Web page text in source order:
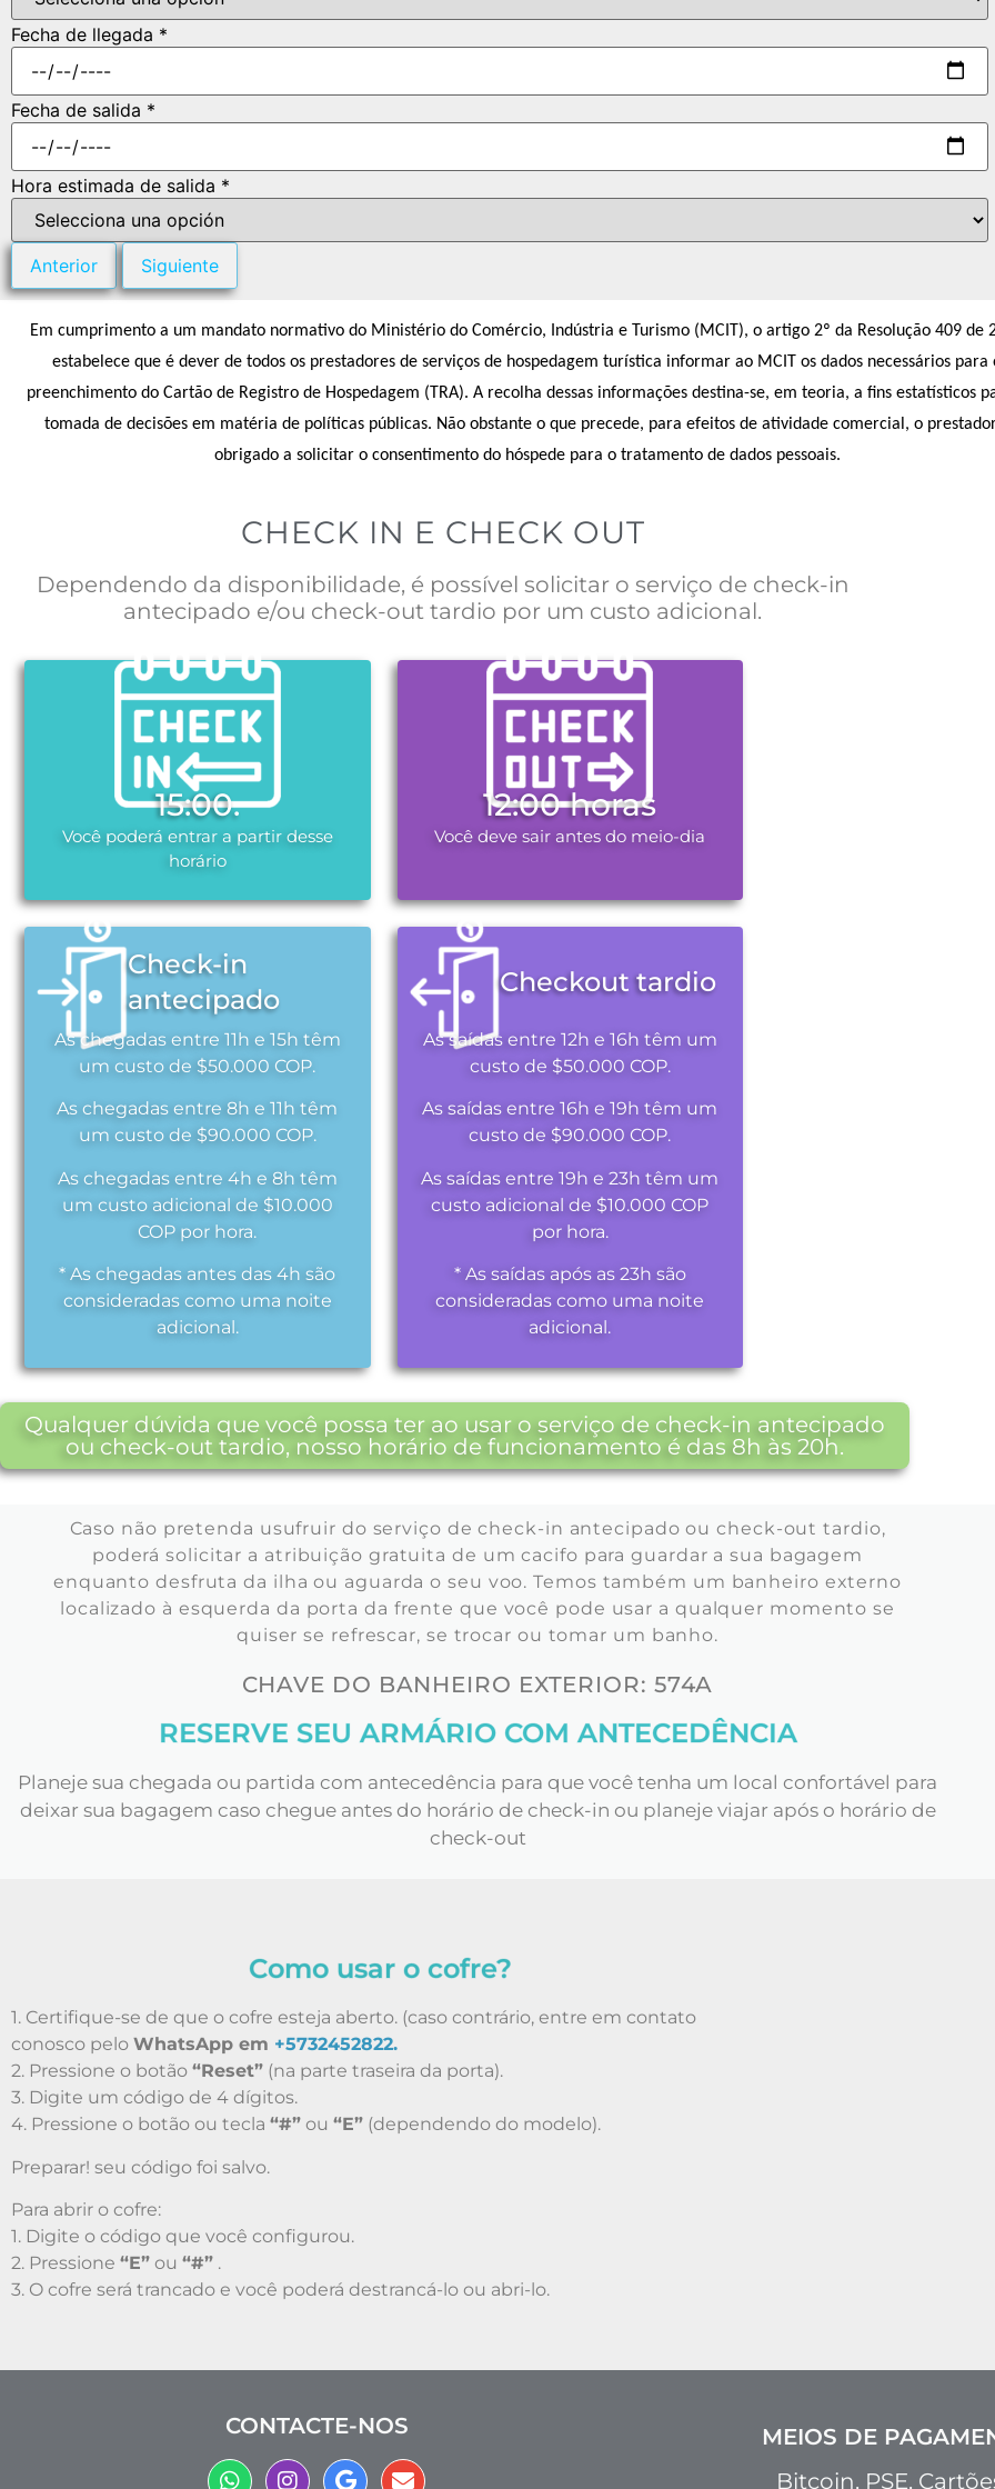
Fecha de llegada *
Fecha de salida *
Hora estimada de salida *
Anterior Siguiente
Em cumprimento a um mandato normativo do Ministério do Comércio, Indústria e Turismo (MCIT), o artigo 2º da Resolução 409 de
estabelece que é dever de todos os prestadores de serviços de hospedagem turística informar ao MCIT os dados necessários para
preenchimento do Cartão de Registro de Hospedagem (TRA). A recolha dessas informações destina-se, em teoria, a fins estatísticos
tomada de decisões em matéria de políticas públicas. Não obstante o que precede, para efeitos de atividade comercial, o
obrigado a solicitar o consentimento do hóspede para o tratamento de dados pessoais.
CHECK IN E CHECK OUT
Dependendo da disponibilidade, é possível solicitar o serviço de check-in
antecipado e/ou check-out tardio por um custo adicional.
15:00.
Você poderá entrar a partir desse
horário
12:00 horas
Você deve sair antes do meio-dia
Check-in
antecipado
As chegadas entre 11h e 15h têm
um custo de $50.000 COP.
As chegadas entre 8h e 11h têm
um custo de $90.000 COP.
As chegadas entre 4h e 8h têm
um custo adicional de $10.000
COP por hora.
* As chegadas antes das 4h são
consideradas como uma noite
adicional.
Checkout tardio
As saídas entre 12h e 16h têm um
custo de $50.000 COP.
As saídas entre 16h e 19h têm um
custo de $90.000 COP.
As saídas entre 19h e 23h têm um
custo adicional de $10.000 COP
por hora.
* As saídas após as 23h são
consideradas como uma noite
adicional.
Qualquer dúvida que você possa ter ao usar o serviço de check-in antecipado
ou check-out tardio, nosso horário de funcionamento é das 8h às 20h.
Caso não pretenda usufruir do serviço de check-in antecipado ou check-out tardio,
poderá solicitar a atribuição gratuita de um cacifo para guardar a sua bagagem
enquanto desfruta da ilha ou aguarda o seu voo. Temos também um banheiro externo
localizado à esquerda da porta da frente que você pode usar a qualquer momento se
quiser se refrescar, se trocar ou tomar um banho.
CHAVE DO BANHEIRO EXTERIOR: 574A
RESERVE SEU ARMÁRIO COM ANTECEDÊNCIA
Planeje sua chegada ou partida com antecedência para que você tenha um local confortável para
deixar sua bagagem caso chegue antes do horário de check-in ou planeje viajar após o horário de
check-out
Como usar o cofre?
1. Certifique-se de que o cofre esteja aberto. (caso contrário, entre em contato
conosco pelo WhatsApp em +5732452822.
2. Pressione o botão “Reset” (na parte traseira da porta).
3. Digite um código de 4 dígitos.
4. Pressione o botão ou tecla “#” ou “E” (dependendo do modelo).
Preparar! seu código foi salvo.
Para abrir o cofre:
1. Digite o código que você configurou.
2. Pressione “E” ou “#” .
3. O cofre será trancado e você poderá destrancá-lo ou abri-lo.
CONTACTE-NOS
MEIOS DE
Bitcoin, PSE,